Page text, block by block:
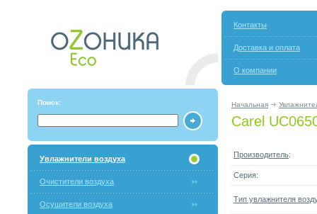
Контакты
Доставка и оплата
О компании
Поиск: Начальная
Carel
Увлажнители воздуха
Очистители воздуха
Осушители воздуха
Производитель:
Серия:
Тип увлажнителя